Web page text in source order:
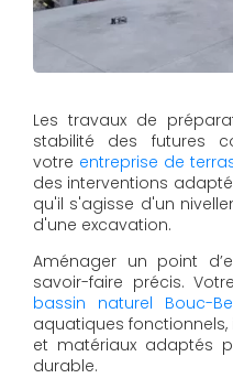
Les travaux de
stabilité des futures
votre entreprise de
des interventions
qu'il s'agisse d'un
d'une excavation.
Aménager un point
savoir-faire précis. Votre
bassin naturel Bouc-
aquatiques
et matériaux adaptés
durable.